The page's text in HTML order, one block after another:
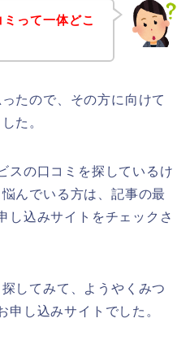
って一体どこ
たので、その方に向けて
た。
スの口コミを探しているけ
んでいる方は、記事の最
し込みサイトをチェックさ
してみて、ようやくみつ
申し込みサイトでした。